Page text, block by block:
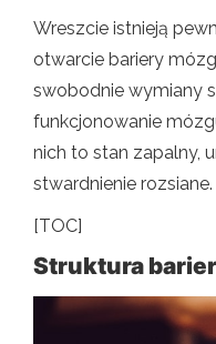
Wreszcie istnieją
otwarcie bariery
swobodnie wymiany
funkcjonowanie
nich to stan zapalny,
stwardnienie rozsiane.
[TOC]
Struktura